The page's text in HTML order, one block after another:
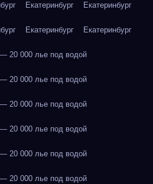
Екатеринбург Екатеринбург
Екатеринбург Екатеринбург
20 000 лье под водой
20 000 лье под водой
20 000 лье под водой
20 000 лье под водой
20 000 лье под водой
20 000 лье под водой